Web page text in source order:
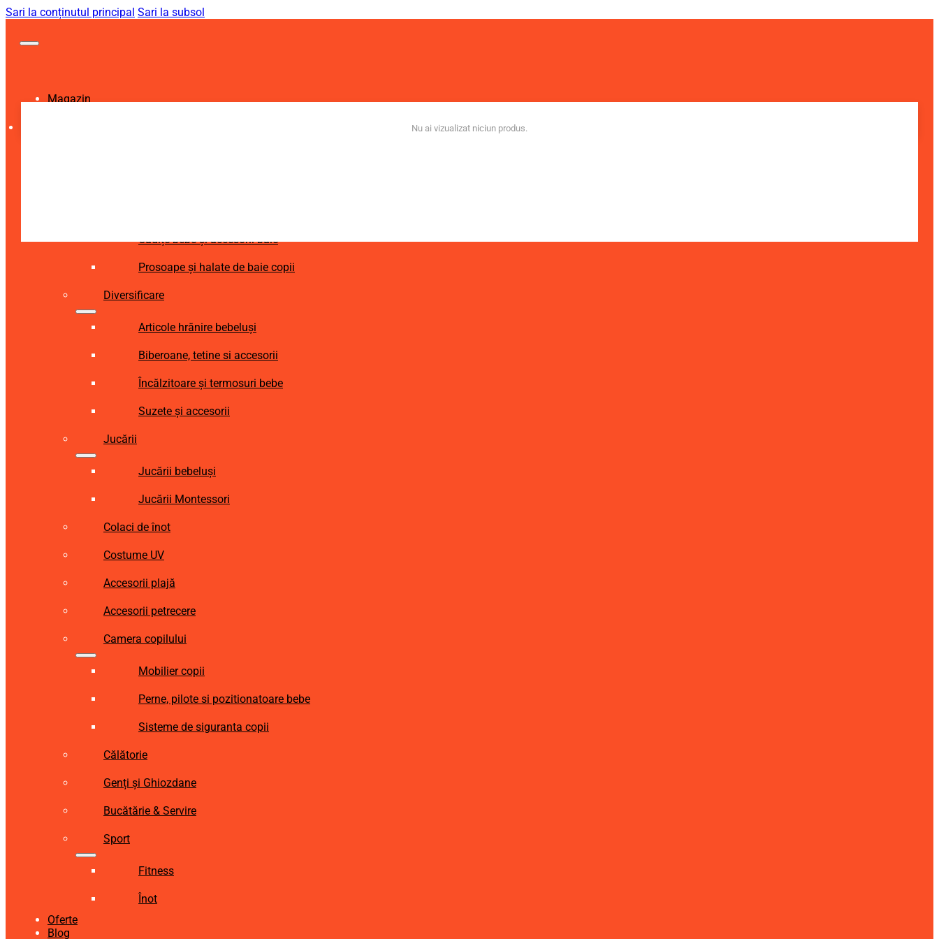
Sari la conținutul principal Sari la subsol
Magazin
Cădițe bebe și accesorii baie
Prosoape și halate de baie copii
Diversificare
Articole hrănire bebeluși
Biberoane, tetine si accesorii
Încălzitoare și termosuri bebe
Suzete și accesorii
Jucării
Jucării bebeluși
Jucării Montessori
Colaci de înot
Costume UV
Accesorii plajă
Accesorii petrecere
Camera copilului
Mobilier copii
Perne, pilote si pozitionatoare bebe
Sisteme de siguranta copii
Călătorie
Genți și Ghiozdane
Bucătărie & Servire
Sport
Fitness
Înot
Oferte
Blog
Nu ai vizualizat niciun produs.